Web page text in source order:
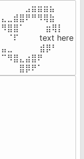
⠀⣶⢿⡇
text here
⠀⣾⡿⠃⠀